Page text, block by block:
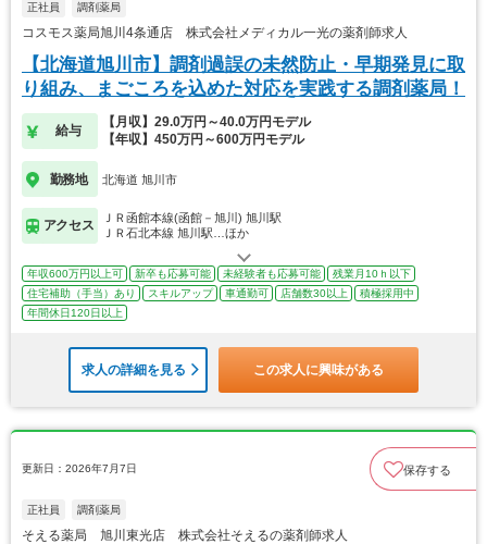
正社員 調剤薬局
コスモス薬局旭川4条通店 株式会社メディカル一光の薬剤師求人
【北海道旭川市】調剤過誤の未然防止・早期発見に取
り組み、まごころを込めた対応を実践する調剤薬局！
給与
【月収】29.0万円～40.0万円モデル
【年収】450万円～600万円モデル
勤務地 北海道 旭川市
アクセス
ＪＲ函館本線(函館－旭川) 旭川駅
ＪＲ石北本線 旭川駅…ほか
年収600万円以上可 新卒も応募可能 未経験者も応募可能
残業月10ｈ以下
住宅補助（手当）あり
スキルアップ 車通勤可 店舗数30以上
積極採用中
年間休日120日以上
求人の詳細を見る この求人に興味がある
更新日：2026年7月7日 保存する
正社員 調剤薬局
そえる薬局 旭川東光店 株式会社そえるの薬剤師求人